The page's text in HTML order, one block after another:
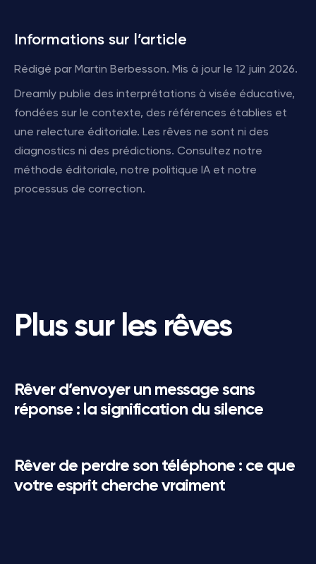
Informations sur l’article
Rédigé par Martin Berbesson. Mis à jour le 12 juin 2026.
Dreamly publie des interprétations à visée éducative,
fondées sur le contexte, des références établies et
une relecture éditoriale. Les rêves ne sont ni des
diagnostics ni des prédictions. Consultez notre
méthode éditoriale, notre politique IA et notre
processus de correction.
Plus sur les rêves
Rêver d’envoyer un message sans
réponse : la signification du silence
Rêver de perdre son téléphone : ce que
votre esprit cherche vraiment